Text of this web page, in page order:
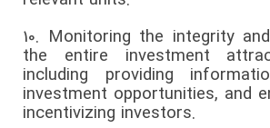
10. Monitoring the integrity
the entire investment
including providing
investment opportunities, and
incentivizing investors.